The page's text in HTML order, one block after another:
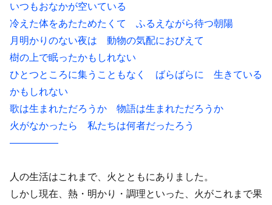
いつもおなかが空いている
冷えた体をあたためたくて ふるえながら待つ朝陽
月明かりのない夜は 動物の気配におびえて
樹の上で眠ったかもしれない
ひとつところに集うこともなく ばらばらに 生きている
かもしれない
歌は生まれただろうか 物語は生まれただろうか
火がなかったら 私たちは何者だったろう
―――――
人の生活はこれまで、火とともにありました。
しかし現在、熱・明かり・調理といった、火がこれまで果